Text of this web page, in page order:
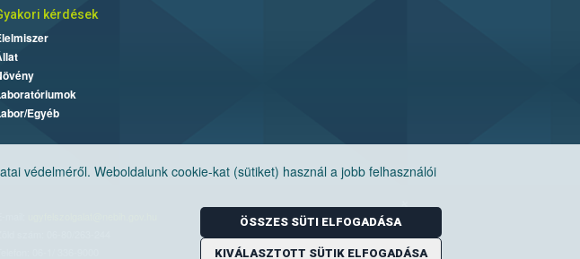
védelméről. Weboldalunk cookie-kat (sütiket) használ a jobb felhasználói
ÖSSZES SÜTI ELFOGADÁSA
KIVÁLASZTOTT SÜTIK ELFOGADÁSA
kérdések
Egyéb